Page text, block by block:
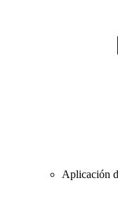
Aplicación